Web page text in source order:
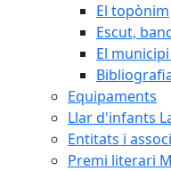
El topònim
Escut,
El
Equipaments
Llar d'infants
Entitats i
Premi literari